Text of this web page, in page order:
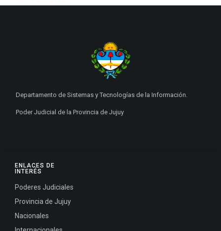
ENLACES DE
INTERÉS
Poderes Judiciales
Provincia de Jujuy
Nacionales
Departamento de Sistemas y Tecnologías de la Información.
Poder Judicial de la Provincia de Jujuy